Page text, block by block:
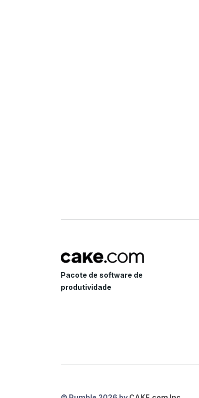
Pacote de software de
produtividade